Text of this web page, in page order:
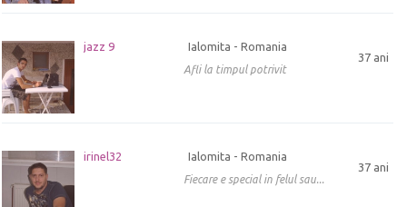
jazz 9
37 ani
Ialomita - Romania
Afli la timpul potrivit
irinel32
37 ani
Ialomita - Romania
Fiecare e special in felul sau...